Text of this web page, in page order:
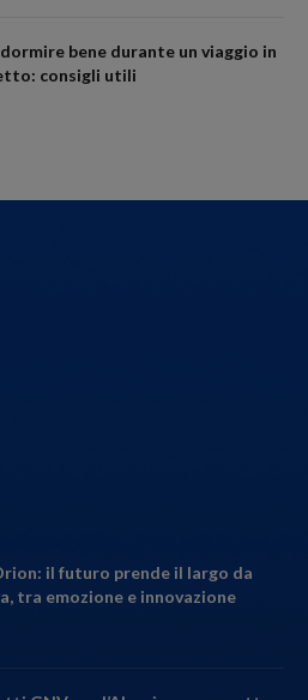
bene durante un viaggio in
consigli utili
il futuro prende il largo da
tra emozione e innovazione